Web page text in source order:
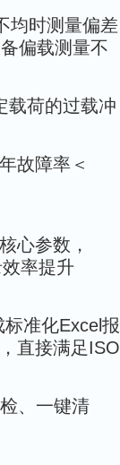
均时测量偏差
偏载测量不
载荷的过载冲
故障率＜
心参数，
率提升
准化Excel报
直接满足ISO
、一键清